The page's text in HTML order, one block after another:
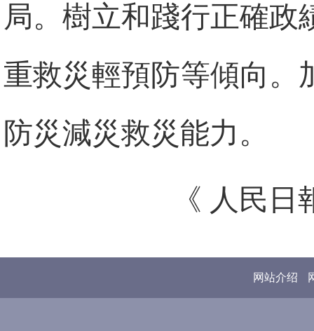
局。樹立和踐行正確政
重救災輕預防等傾向。
防災減災救災能力。
《 人民
网站介绍